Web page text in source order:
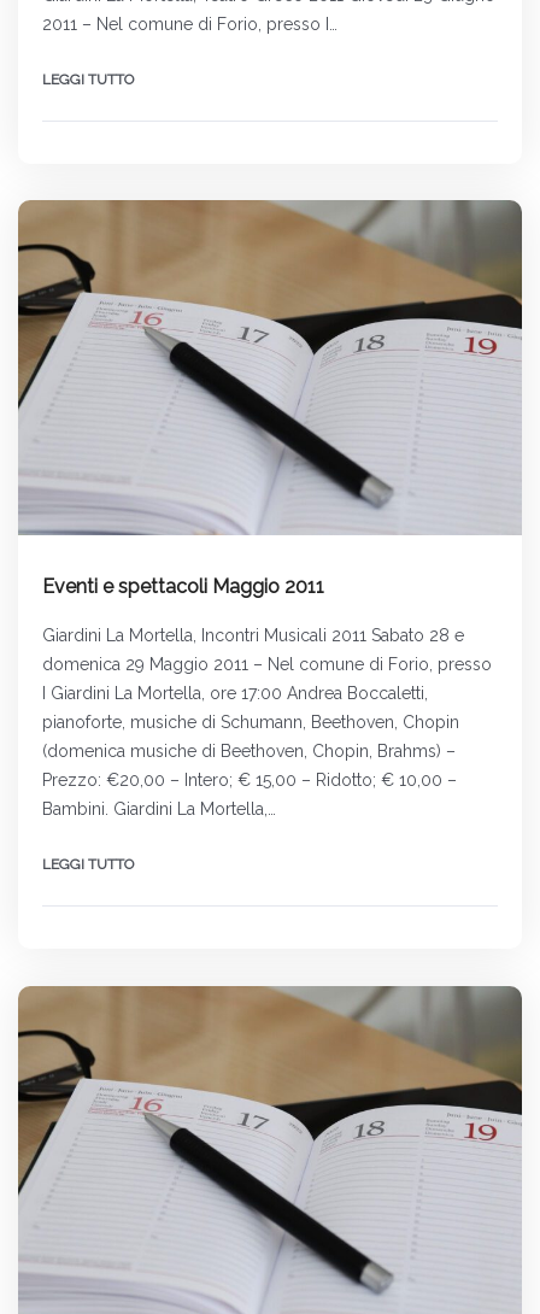
2011 – Nel comune di Forio, presso I…
LEGGI TUTTO
Eventi e spettacoli Maggio 2011
Giardini La Mortella, Incontri Musicali 2011 Sabato 28 e
domenica 29 Maggio 2011 – Nel comune di Forio, presso
I Giardini La Mortella, ore 17:00 Andrea Boccaletti,
pianoforte, musiche di Schumann, Beethoven, Chopin
(domenica musiche di Beethoven, Chopin, Brahms) –
Prezzo: €20,00 – Intero; € 15,00 – Ridotto; € 10,00 –
Bambini. Giardini La Mortella,…
LEGGI TUTTO